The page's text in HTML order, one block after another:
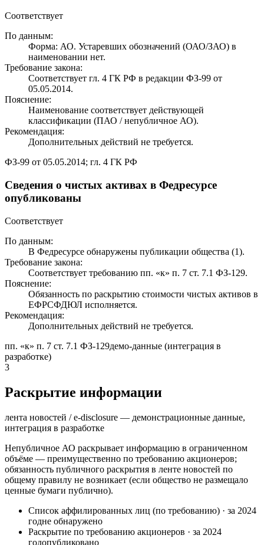
Соответствует
По данным:
Форма: АО. Устаревших обозначений (ОАО/ЗАО) в
наименовании нет.
Требование закона:
Соответствует гл. 4 ГК РФ в редакции ФЗ-99 от
05.05.2014.
Пояснение:
Наименование соответствует действующей
классификации (ПАО / непубличное АО).
Рекомендация:
Дополнительных действий не требуется.
ФЗ-99 от 05.05.2014; гл. 4 ГК РФ
Сведения о чистых активах в Федресурсе
опубликованы
Соответствует
По данным:
В Федресурсе обнаружены публикации общества (1).
Требование закона:
Соответствует требованию пп. «к» п. 7 ст. 7.1 ФЗ-129.
Пояснение:
Обязанность по раскрытию стоимости чистых активов в
ЕФРСФДЮЛ исполняется.
Рекомендация:
Дополнительных действий не требуется.
пп. «к» п. 7 ст. 7.1 ФЗ-129демо-данные (интеграция в
разработке)
3
Раскрытие информации
лента новостей / e-disclosure — демонстрационные данные,
интеграция в разработке
Непубличное АО раскрывает информацию в ограниченном
объёме — преимущественно по требованию акционеров;
обязанность публичного раскрытия в ленте новостей по
общему правилу не возникает (если общество не размещало
ценные бумаги публично).
Список аффилированных лиц (по требованию) · за 2024
годне обнаружено
Раскрытие по требованию акционеров · за 2024
годопубликовано